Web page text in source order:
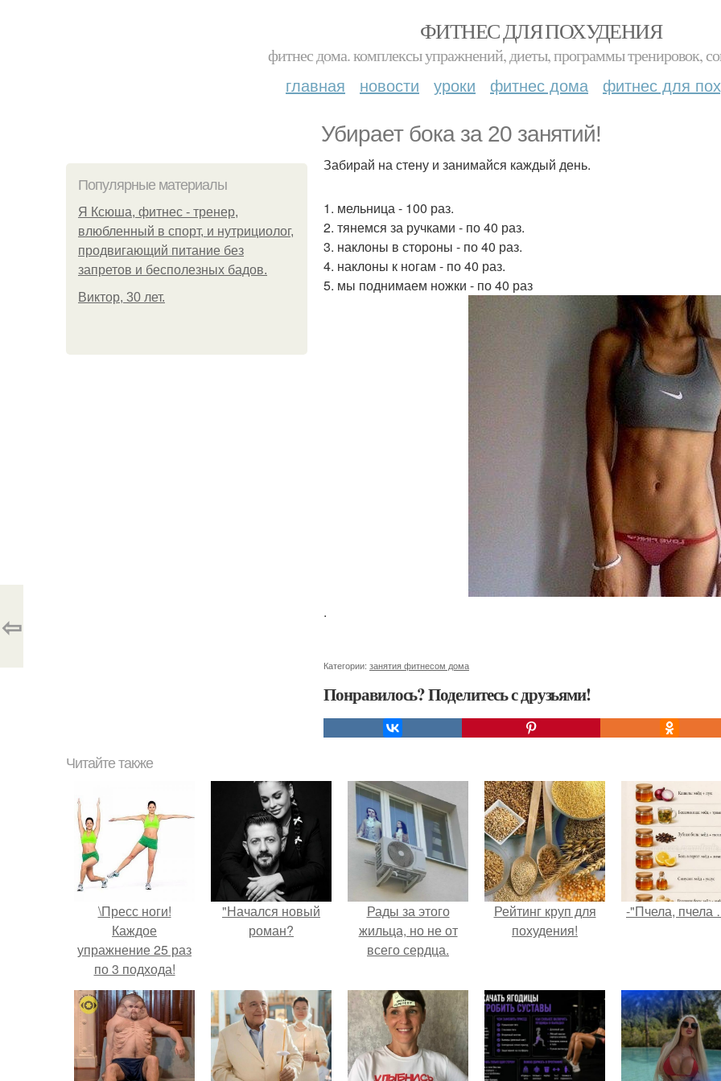
ФИТНЕС ДЛЯ ПОХУДЕНИЯ
фитнес дома. комплексы упражнений, диеты, программы тренировок,
главная новости уроки фитнес дома фитнес для
Убирает бока за 20 занятий!
Популярные материалы
Я Ксюша, фитнес - тренер,
влюбленный в спорт, и нутрициолог,
продвигающий питание без
запретов и бесполезных бадов.
Виктор, 30 лет.
Забирай на стену и занимайся каждый день.
1. мельница - 100 раз.
2. тянемся за ручками - по 40 раз.
3. наклоны в стороны - по 40 раз.
4. наклоны к ногам - по 40 раз.
5. мы поднимаем ножки - по 40 раз
.
Категории: занятия фитнесом дома
Понравилось? Поделитесь с друзьями!
⇦
Читайте также
\Пресс ноги!
Каждое
упражнение 25 раз
по 3 подхода!
"Начался новый
роман?
Рады за этого
жильца, но не от
всего сердца.
Рейтинг круп для
похудения!
-"Пчела, пчела